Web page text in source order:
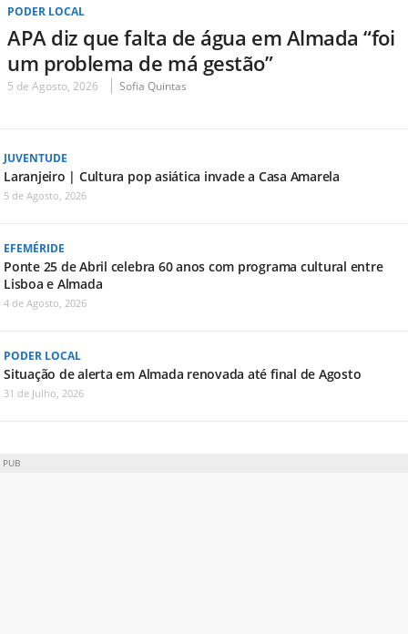
PODER LOCAL
APA diz que falta de água em Almada “foi
um problema de má gestão”
5 de Agosto, 2026 Sofia Quintas
JUVENTUDE
Laranjeiro | Cultura pop asiática invade a Casa Amarela
5 de Agosto, 2026
EFEMÉRIDE
Ponte 25 de Abril celebra 60 anos com programa cultural entre
Lisboa e Almada
4 de Agosto, 2026
PODER LOCAL
Situação de alerta em Almada renovada até final de Agosto
31 de Julho, 2026
PUB